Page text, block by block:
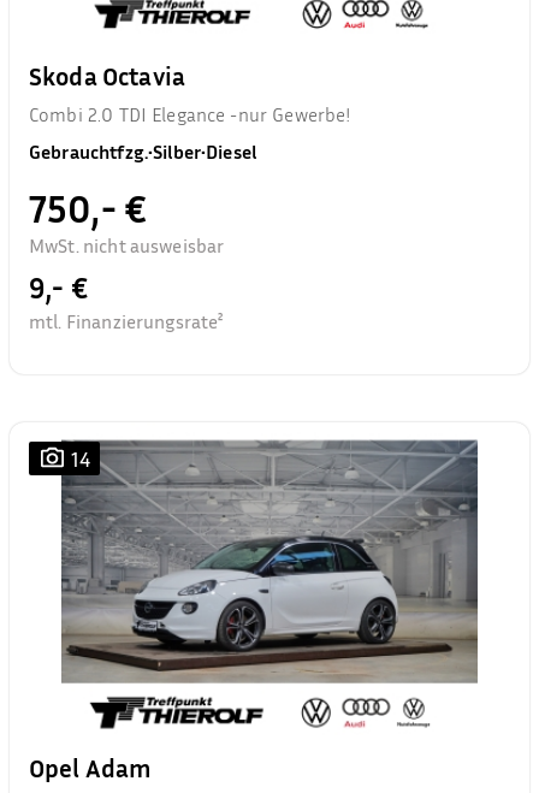
Skoda Octavia
Combi 2.0 TDI Elegance -nur Gewerbe!
Gebrauchtfzg.•Silber•Diesel
750,- €
MwSt. nicht ausweisbar
9,- €
mtl. Finanzierungsrate²
14
Opel Adam